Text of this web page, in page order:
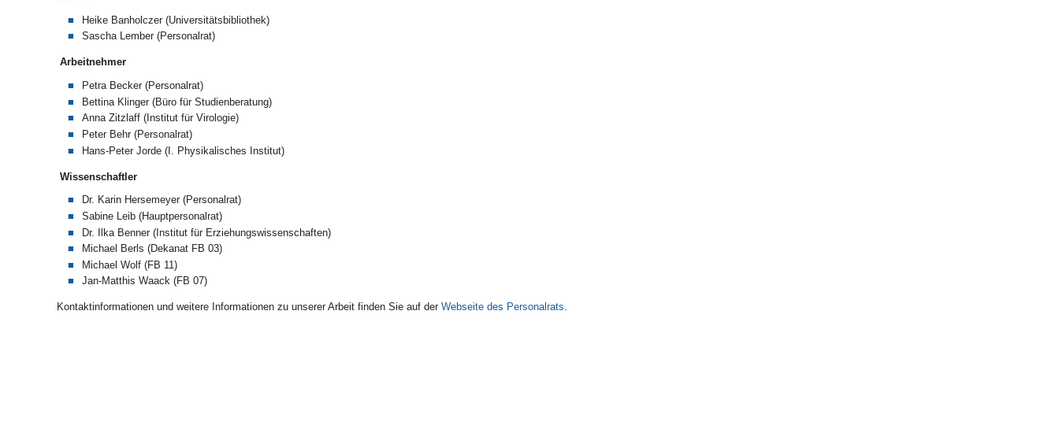
Heike Banholczer (Universitätsbibliothek)
Sascha Lember (Personalrat)
Arbeitnehmer
Petra Becker (Personalrat)
Bettina Klinger (Büro für Studienberatung)
Anna Zitzlaff (Institut für Virologie)
Peter Behr (Personalrat)
Hans-Peter Jorde (I. Physikalisches Institut)
Wissenschaftler
Dr. Karin Hersemeyer (Personalrat)
Sabine Leib (Hauptpersonalrat)
Dr. Ilka Benner (Institut für Erziehungswissenschaften)
Michael Berls (Dekanat FB 03)
Michael Wolf (FB 11)
Jan-Matthis Waack (FB 07)
Kontaktinformationen und weitere Informationen zu unserer Arbeit finden Sie auf der Webseite des Personalrats.